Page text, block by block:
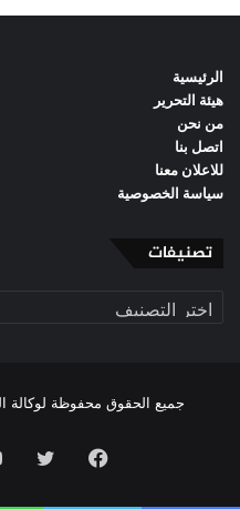
الرئيسية
هيئة التحرير
من نحن
اتصل بنا
للاعلان معنا
سياسة الخصوصية
تصنيفات
تصنيفات
جميع الحقوق محفوظة لوكالة
فيسبوك تويتر